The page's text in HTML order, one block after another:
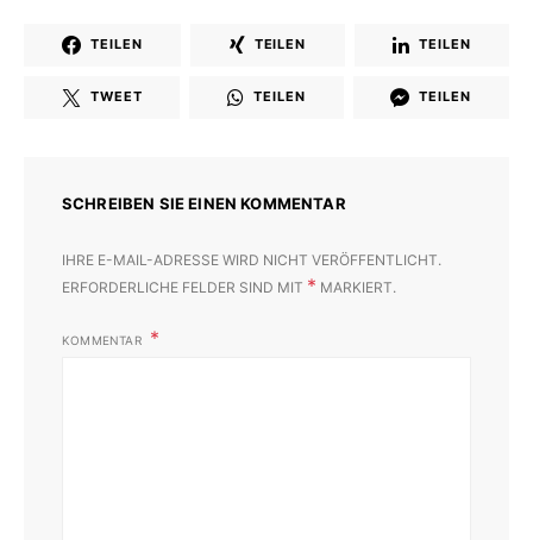
TEILEN TEILEN TEILEN
TWEET TEILEN TEILEN
SCHREIBEN SIE EINEN KOMMENTAR
IHRE E-MAIL-ADRESSE WIRD NICHT VERÖFFENTLICHT.
ERFORDERLICHE FELDER SIND MIT * MARKIERT.
KOMMENTAR